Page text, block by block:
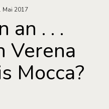
Mai 2017
an . . .
Verena
Mocca?